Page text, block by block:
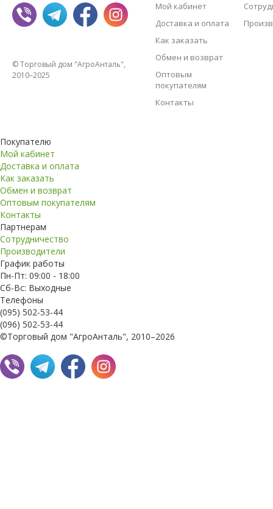
© Торговый дом "АгроАнталь",
2010–2025
Мой кабинет
Доставка и оплата
Как заказать
Обмен и возврат
Оптовым
покупателям
Контакты
Покупателю
Мой кабинет
Доставка и оплата
Как заказать
Обмен и возврат
Оптовым покупателям
Контакты
Партнерам
Сотрудничество
Производители
График работы
Пн-Пт: 09:00 - 18:00
Сб-Вс: Выходные
Телефоны
(095) 502-53-44
(096) 502-53-44
©Торговый дом "АгроАнталь", 2010–2026